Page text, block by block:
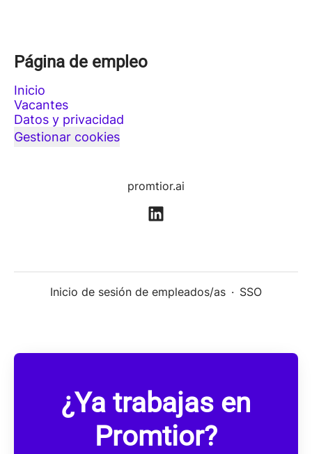
Página de empleo
Inicio
Vacantes
Datos y privacidad
Gestionar cookies
promtior.ai
Inicio de sesión de empleados/as · SSO
¿Ya trabajas en
Promtior?